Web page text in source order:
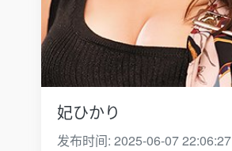
妃ひかり
发布时间: 2025-06-07 22:06:27